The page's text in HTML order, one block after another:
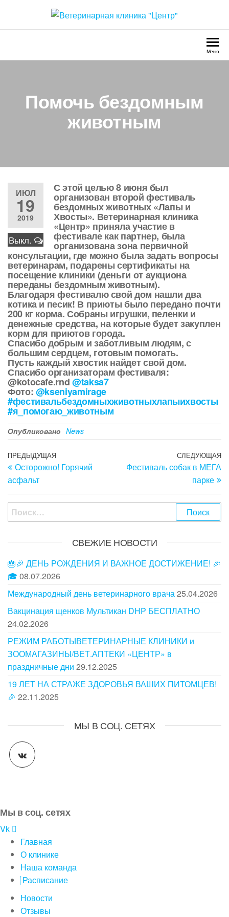
содержимомуВетеринарная клиника
Круглосуточно
Меню
Помочь бездомным
животным
ИЮЛ
19
2019
Выкл.
С этой целью 8 июня был
организован второй фестиваль
бездомных животных «Лапы и
Хвосты». Ветеринарная клиника
«Центр» приняла участие в
фестивале как партнер, была
организована зона первичной
консультации, где можно была задать вопросы
ветеринарам, подарены сертификаты на
посещение клиники (деньги от аукциона
переданы бездомным животным).
Благодаря фестивалю свой дом нашли два
котика и песик! В приюты было передано почти
200 кг корма. Собраны игрушки, пеленки и
денежные средства, на которые будет закуплен
корм для приютов города.
Спасибо добрым и заботливым людям, с
большим сердцем, готовым помогать.
Пусть каждый хвостик найдет свой дом.
Спасибо организаторам фестиваля:
@kotocafe.rnd@taksa7
Фото:@kseniyamirage
#фестивальбездомныхживотныхлапыихвосты
#я_помогаю_животным
Опубликовано News
Навигация
по
записям
Предыдущая
запись
ПРЕДЫДУЩАЯ
Осторожно! Горячий
асфальт
СЛЕДУЮЩАЯ
Фестиваль собак в МЕГА
парке
Найти:
СВЕЖИЕ НОВОСТИ
🎂🎉 ДЕНЬ РОЖДЕНИЯ И ВАЖНОЕ ДОСТИЖЕНИЕ! 🎉
🎓08.07.2026
Международный день ветеринарного врача25.04.2026
Вакцинация щенков Мультикан DHP БЕСПЛАТНО
24.02.2026
РЕЖИМ РАБОТЫВЕТЕРИНАРНЫЕ КЛИНИКИ и
ЗООМАГАЗИНЫ/ВЕТ.АПТЕКИ «ЦЕНТР» в
праздничные дни 29.12.2025
19 ЛЕТ НА СТРАЖЕ ЗДОРОВЬЯ ВАШИХ ПИТОМЦЕВ!
🎉 22.11.2025
МЫ В СОЦ. СЕТЯХ
Мы в соц. сетях
Vk
Главная
О клинике
Наша команда
Расписание
Новости
Отзывы